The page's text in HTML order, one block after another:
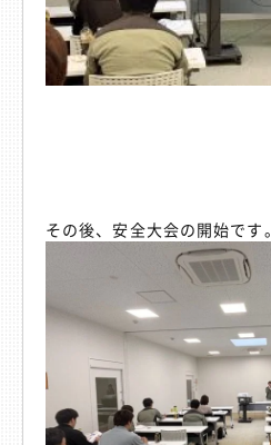
その後、安全大会の開始です。